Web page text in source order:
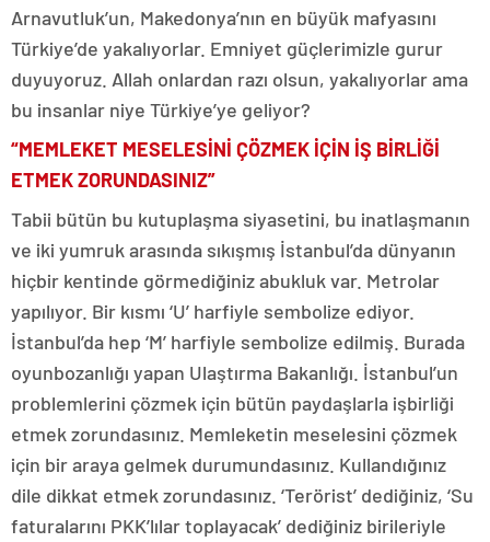
Arnavutluk’un, Makedonya’nın en büyük mafyasını
Türkiye’de yakalıyorlar. Emniyet güçlerimizle gurur
duyuyoruz. Allah onlardan razı olsun, yakalıyorlar ama
bu insanlar niye Türkiye’ye geliyor?
“MEMLEKET MESELESİNİ ÇÖZMEK İÇİN İŞ BİRLİĞİ
ETMEK ZORUNDASINIZ”
Tabii bütün bu kutuplaşma siyasetini, bu inatlaşmanın
ve iki yumruk arasında sıkışmış İstanbul’da dünyanın
hiçbir kentinde görmediğiniz abukluk var. Metrolar
yapılıyor. Bir kısmı ‘U’ harfiyle sembolize ediyor.
İstanbul’da hep ‘M’ harfiyle sembolize edilmiş. Burada
oyunbozanlığı yapan Ulaştırma Bakanlığı. İstanbul’un
problemlerini çözmek için bütün paydaşlarla işbirliği
etmek zorundasınız. Memleketin meselesini çözmek
için bir araya gelmek durumundasınız. Kullandığınız
dile dikkat etmek zorundasınız. ‘Terörist’ dediğiniz, ‘Su
faturalarını PKK’lılar toplayacak’ dediğiniz birileriyle